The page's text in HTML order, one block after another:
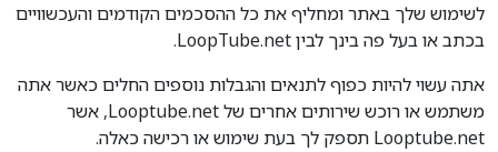
לשימוש שלך באתר ומחליף את כל ההסכמים הקודמים והעכשוויים
בכתב או בעל פה בינך לבין LoopTube.net.
אתה עשוי להיות כפוף לתנאים והגבלות נוספים החלים כאשר אתה
משתמש או רוכש שירותים אחרים של Looptube.net, אשר
Looptube.net תספק לך בעת שימוש או רכישה כאלה.